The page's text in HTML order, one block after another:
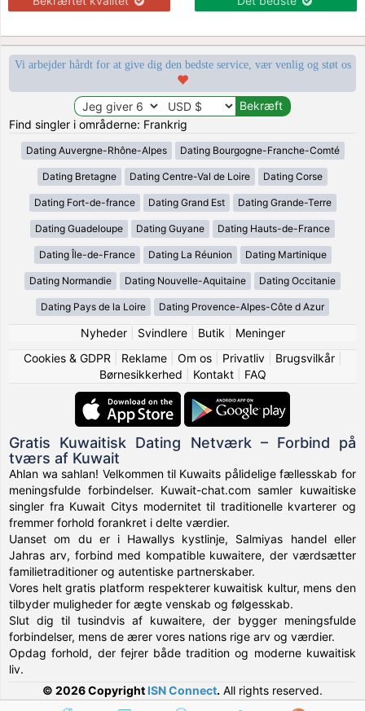
Vi arbejder hårdt for at give dig den bedste service, vær venlig og støt os
Find singler i områderne: Frankrig
Dating Auvergne-Rhône-Alpes Dating Bourgogne-Franche-Comté
Dating Bretagne Dating Centre-Val de Loire Dating Corse
Dating Fort-de-france Dating Grand Est Dating Grande-Terre
Dating Guadeloupe Dating Guyane Dating Hauts-de-France
Dating Île-de-France Dating La Réunion Dating Martinique
Dating Normandie Dating Nouvelle-Aquitaine Dating Occitanie
Dating Pays de la Loire Dating Provence-Alpes-Côte d Azur
Nyheder| Svindlere| Butik
Meninger
Cookies & GDPR
Reklame| Om os| Privatliv| Brugsvilkår|
Børnesikkerhed
Kontakt| FAQ
Gratis Kuwaitisk Dating Netværk – Forbind på
tværs af Kuwait
Ahlan wa sahlan! Velkommen til Kuwaits pålidelige fællesskab for
meningsfulde forbindelser. Kuwait-chat.com samler kuwaitiske
singler fra Kuwait Citys modernitet til traditionelle kvarterer og
fremmer forhold forankret i delte værdier.
Uanset om du er i Hawallys kystlinje, Salmiyas handel eller
Jahras arv, forbind med kompatible kuwaitere, der værdsætter
familietraditioner og autentiske partnerskaber.
Vores helt gratis platform respekterer kuwaitisk kultur, mens den
tilbyder muligheder for ægte venskab og følgesskab.
Slut dig til tusindvis af kuwaitere, der bygger meningsfulde
forbindelser, mens de ærer vores nations rige arv og værdier.
Opdag forhold, der fejrer både tradition og moderne kuwaitisk
liv.
© 2026 Copyright ISN Connect. All rights reserved.